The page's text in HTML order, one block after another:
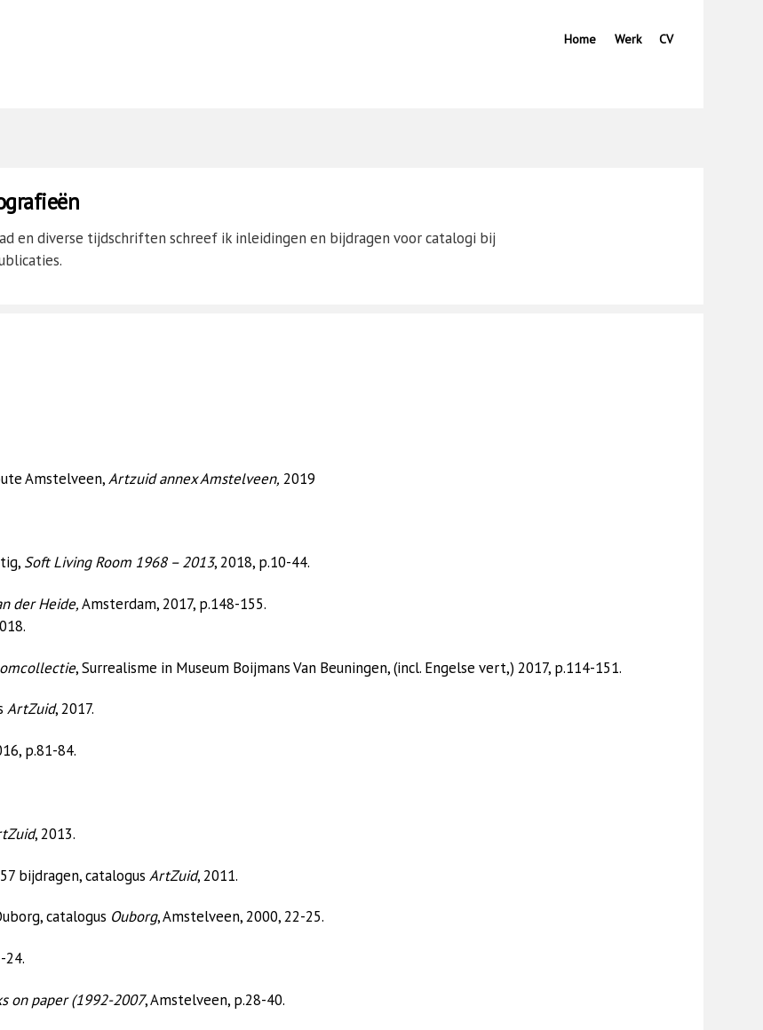
Home Werk CV
en diverse tijdschriften schreef ik inleidingen en bijdragen voor catalogi bij
Amstelveen,Artzuid annex Amstelveen, 2019
Soft Living Room 1968 – 2013, 2018, p.10-44.
der Heide,Amsterdam, 2017, p.148-155.
, Surrealisme in Museum Boijmans Van Beuningen, (incl. Engelse vert,) 2017, p.114-151.
ArtZuid, 2017.
p.81-84.
, 2013.
bijdragen, catalogus ArtZuid, 2011.
catalogus Ouborg, Amstelveen, 2000, 22-25.
24.
on paper (1992-2007, Amstelveen, p.28-40.